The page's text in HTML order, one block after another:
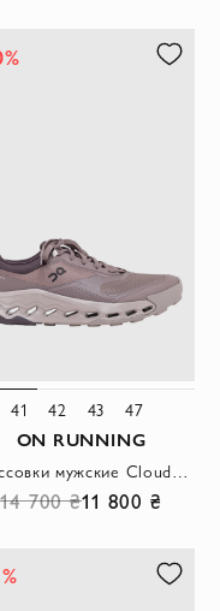
47.5
41 42 43 47
ON RUNNING
14 700 ₴11 800 ₴